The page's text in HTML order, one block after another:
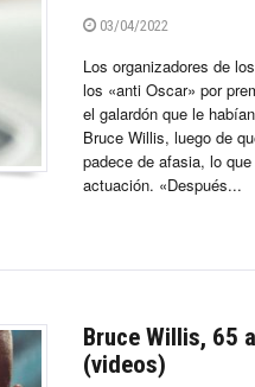
03/04/2022
Los organizadores de
los «anti Oscar» por
el galardón que le
Bruce Willis, luego de
padece de afasia, lo
actuación. «Después...
Bruce Willis, 65
(videos)